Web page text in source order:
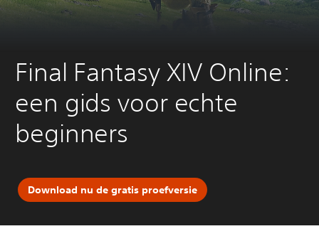
Final Fantasy XIV Online:
een gids voor echte
beginners
Download nu de gratis proefversie